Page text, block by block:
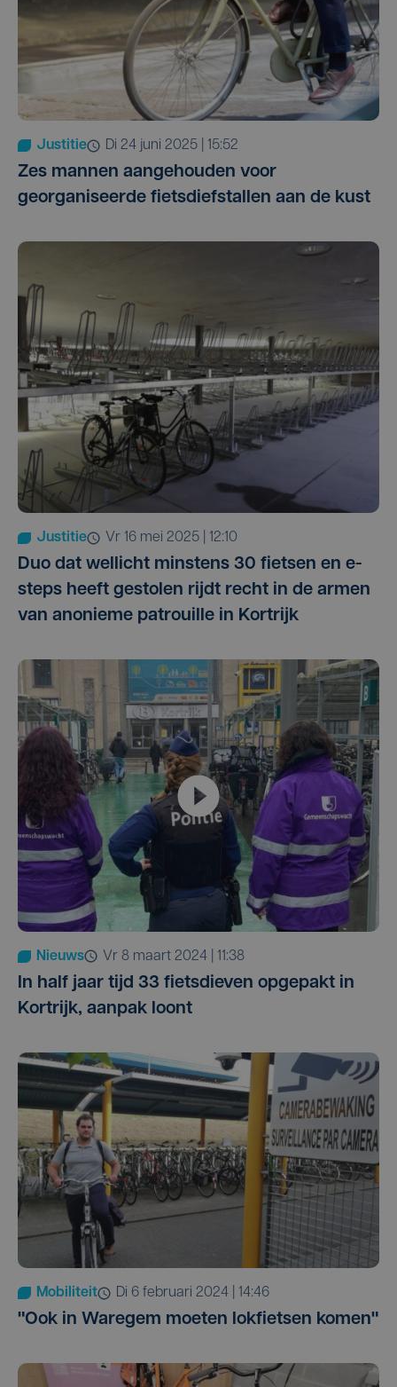
Justitie di 24 juni 2025 | 15:52
Zes mannen aangehouden voor
georganiseerde fietsdiefstallen aan de kust
Justitie vr 16 mei 2025 | 12:10
Duo dat wellicht minstens 30 fietsen en e-
steps heeft gestolen rijdt recht in de armen
van anonieme patrouille in Kortrijk
Nieuws vr 8 maart 2024 | 11:38
In half jaar tijd 33 fietsdieven opgepakt in
Kortrijk, aanpak loont
Mobiliteit di 6 februari 2024 | 14:46
"Ook in Waregem moeten lokfietsen komen"